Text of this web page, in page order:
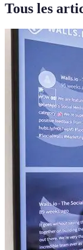
Tous les